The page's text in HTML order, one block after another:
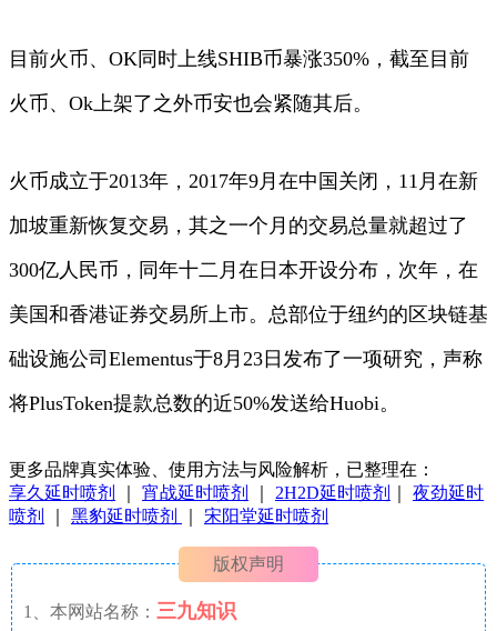
目前火币、OK同时上线SHIB币暴涨350%，截至目前
火币、Ok上架了之外币安也会紧随其后。
火币成立于2013年，2017年9月在中国关闭，11月在新
加坡重新恢复交易，其之一个月的交易总量就超过了
300亿人民币，同年十二月在日本开设分布，次年，在
美国和香港证券交易所上市。总部位于纽约的区块链基
础设施公司Elementus于8月23日发布了一项研究，声称
将PlusToken提款总数的近50%发送给Huobi。
更多品牌真实体验、使用方法与风险解析，已整理在：
享久延时喷剂
宵战延时喷剂 2H2D延时喷剂
夜劲延时
喷剂
黑豹延时喷剂 宋阳堂延时喷剂
版权声明
1、本网站名称： 三九知识